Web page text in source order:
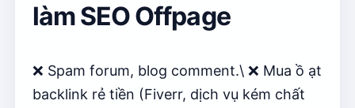
làm SEO Offpage
❌ Spam forum, blog comment.\ ❌ Mua ồ ạt
backlink rẻ tiền (Fiverr, dịch vụ kém chất